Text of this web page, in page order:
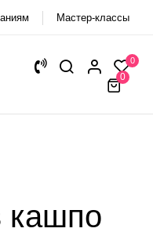
Мастер-классы
0
0
кашпо